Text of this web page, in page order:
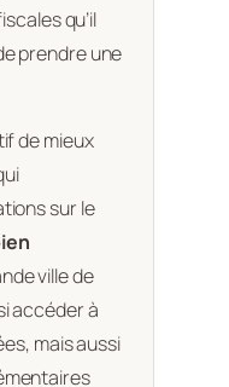
qu’il
prendre une
de mieux
sur le
ville de
accéder à
mais aussi